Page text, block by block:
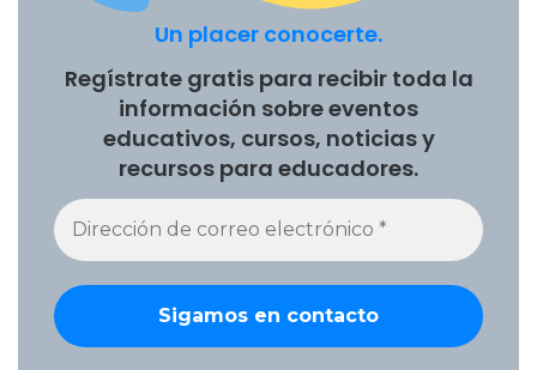
1 de julio de 2026
17:00 h España
12:00 h Argentina, Uruguay y Brasil
11:00 h Chile, Bolivia, Paraguay, Venezuela, República
Dominicana y Puerto Rico
10:00 h Colombia, Ecuador, Perú y Panamá
09:00 h México, Guatemala, Honduras, El Salvador,
Nicaragua y Costa Rica
Un placer conocerte.
Regístrate gratis para recibir toda la
información sobre eventos
educativos, cursos, noticias y
recursos para educadores.